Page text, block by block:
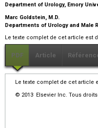
Department of Urology, Emory
Marc Goldstein, M.D.
Departments of Urology and Male
Le texte complet de cet article est
PDF Article
Le texte complet de cet article
© 2013 Elsevier Inc. Tous